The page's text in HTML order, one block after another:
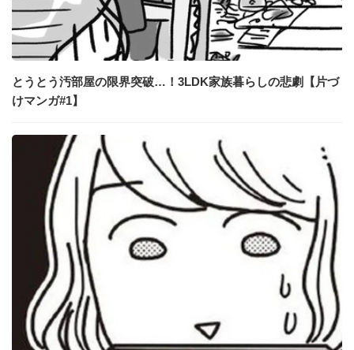
とうとう汚部屋の限界突破…！3LDK家族暮らしの悲劇【片づ
けマンガ#1】